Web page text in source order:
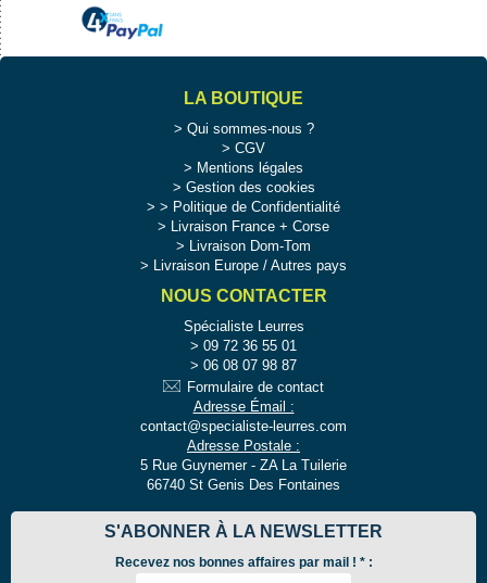
LA BOUTIQUE
Qui sommes-nous ?
CGV
Mentions légales
Gestion des cookies
>
Politique de Confidentialité
Livraison France + Corse
Livraison Dom-Tom
Livraison Europe / Autres pays
NOUS CONTACTER
Spécialiste Leurres
09 72 36 55 01
06 08 07 98 87
Formulaire de contact
Adresse Émail :
contact@specialiste-leurres.com
Adresse Postale :
5 Rue Guynemer - ZA La Tuilerie
66740 St Genis Des Fontaines
S'ABONNER À LA NEWSLETTER
Recevez nos bonnes affaires par mail ! *: